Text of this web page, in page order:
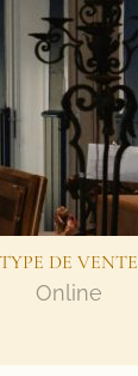
TYPE DE VENTE
Online